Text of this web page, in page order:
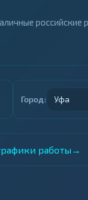
российские
Город: Уфа
работы →